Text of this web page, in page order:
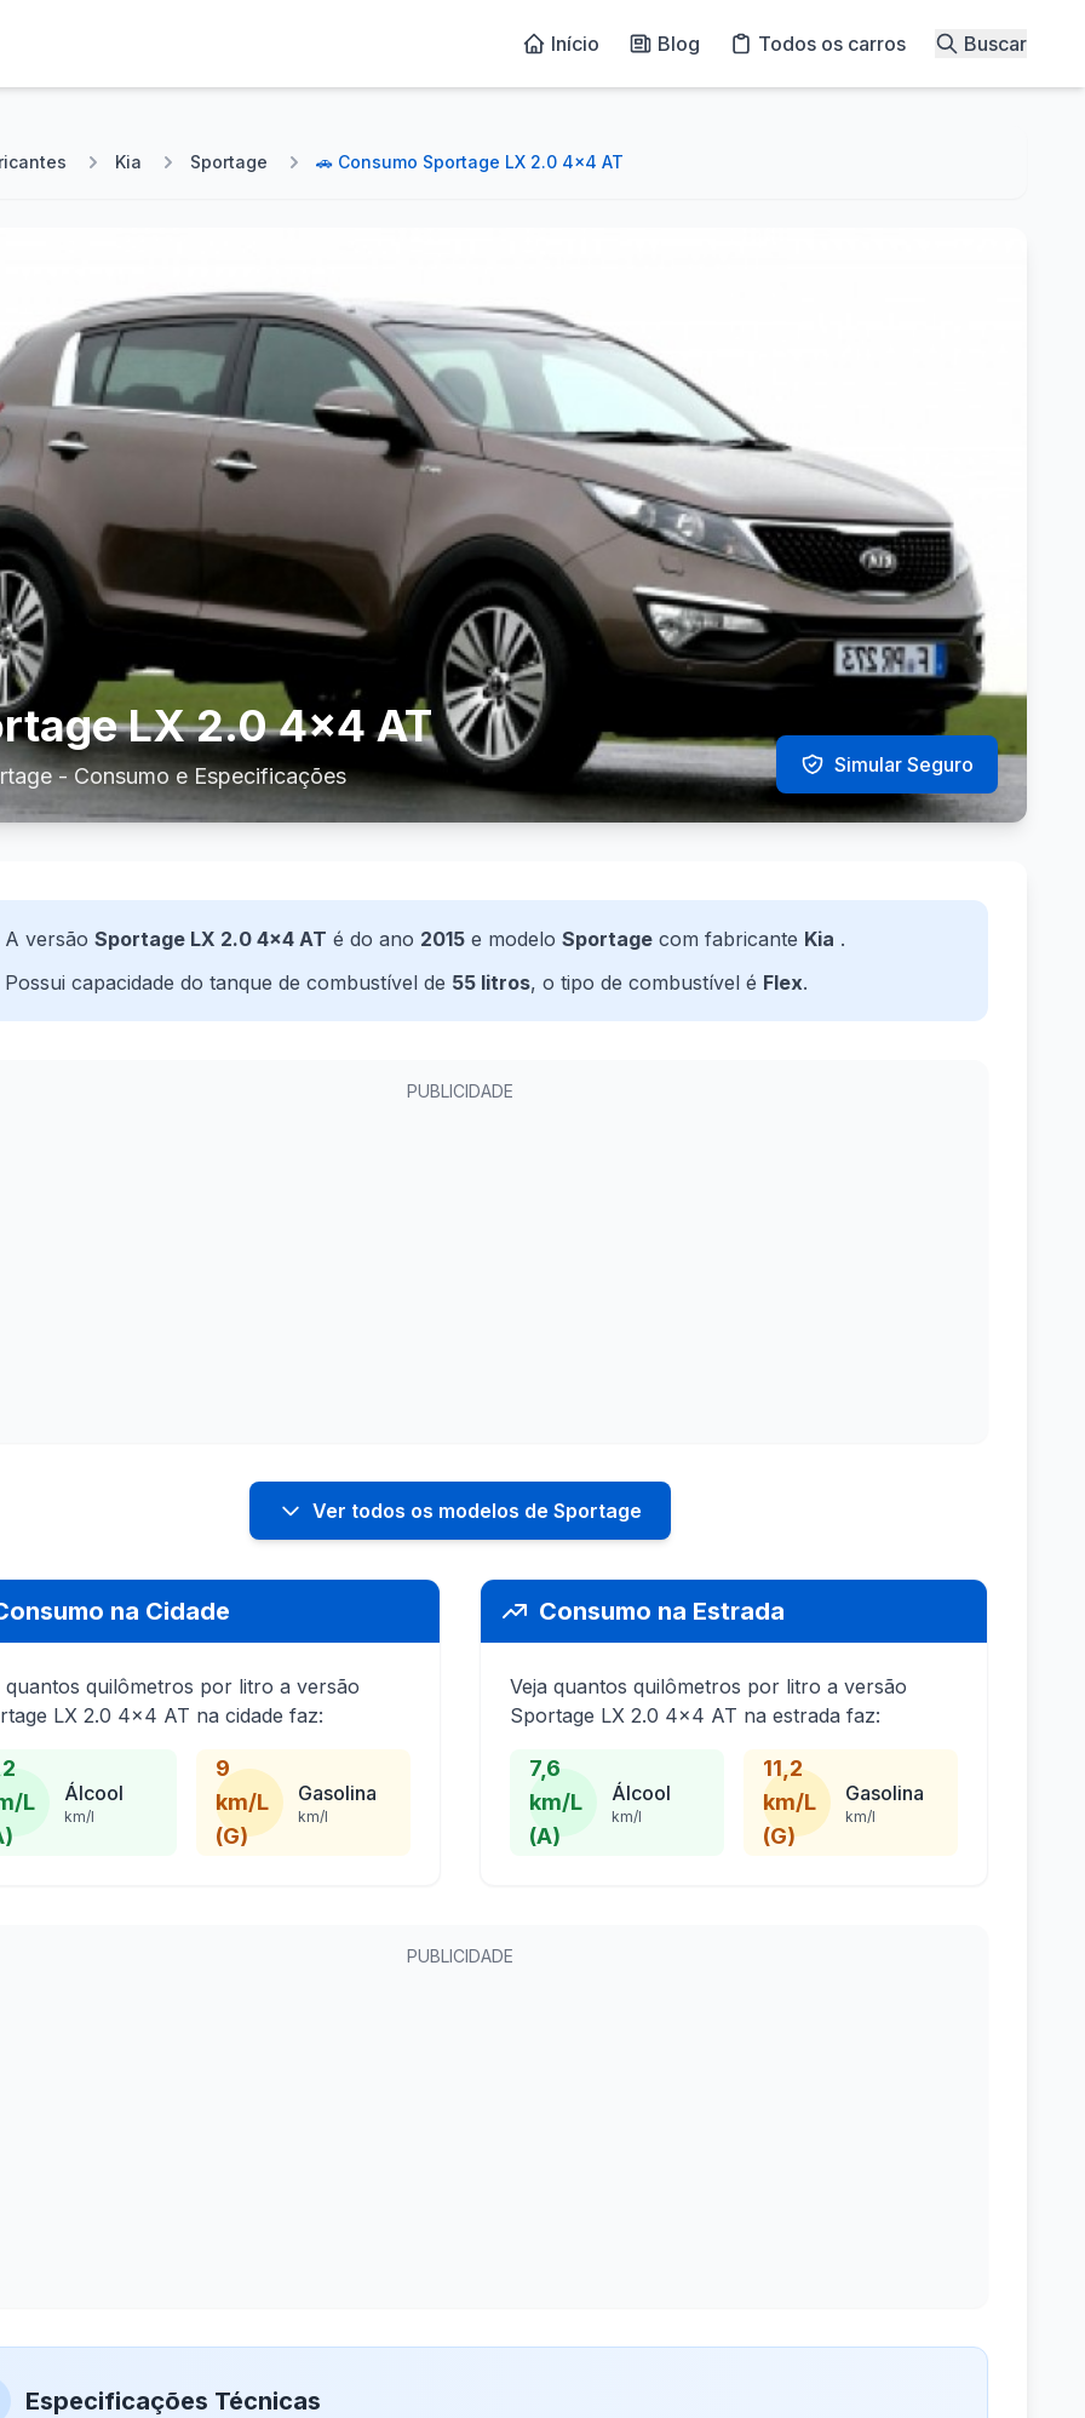
Início Blog Todos os carros Buscar
Kia Sportage 🚗 Consumo Sportage LX 2.0 4x4 AT
LX 2.0 4x4 AT
- Consumo e Especificações Simular Seguro
A versão Sportage LX 2.0 4x4 AT é do ano 2015 e modelo Sportage com fabricante Kia .
Possui capacidade do tanque de combustível de 55 litros, o tipo de combustível é Flex.
PUBLICIDADE
Ver todos os modelos de Sportage
na Cidade
quantos quilômetros por litro a versão
LX 2.0 4x4 AT na cidade faz:
L
Álcool
km/l
9
km/L
(G)
Gasolina
km/l
Consumo na Estrada
Veja quantos quilômetros por litro a versão
Sportage LX 2.0 4x4 AT na estrada faz:
7,6
km/L
(A)
Álcool
km/l
11,2
km/L
(G)
Gasolina
km/l
PUBLICIDADE
Especificações Técnicas